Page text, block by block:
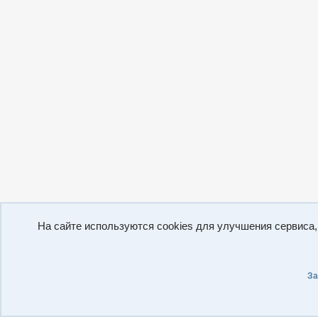
На сайте используются cookies для улучшения